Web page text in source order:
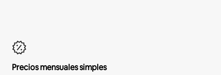
Precios mensuales simples